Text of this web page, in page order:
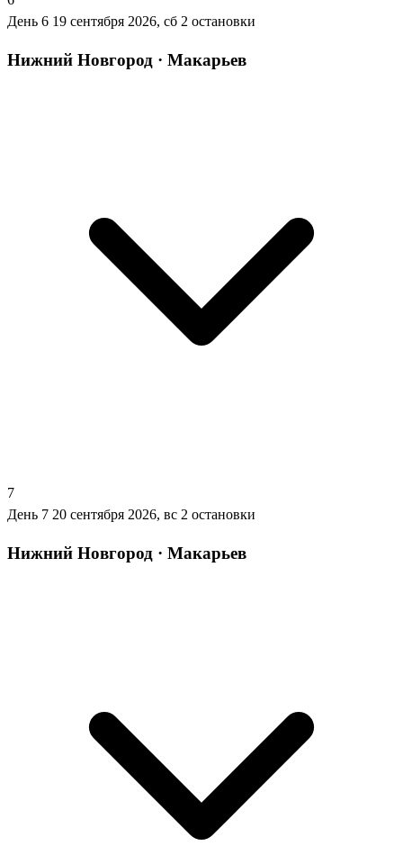
День 6 19 сентября 2026, сб 2 остановки
Нижний Новгород · Макарьев
7
День 7 20 сентября 2026, вс 2 остановки
Нижний Новгород · Макарьев